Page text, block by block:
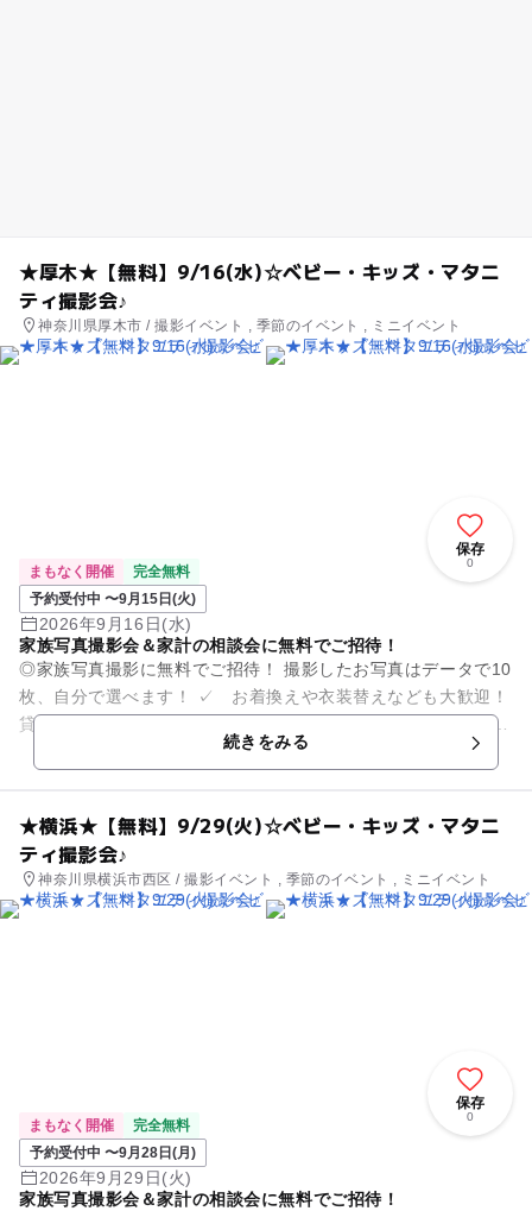
★厚木★【無料】9/16(水)☆ベビー・キッズ・マタニ
ティ撮影会♪
神奈川県厚木市 / 撮影イベント , 季節のイベント , ミニイベント
保存
0
まもなく開催
完全無料
予約受付中 〜9月15日(火)
2026年9月16日(水)
家族写真撮影会＆家計の相談会に無料でご招待！
◎家族写真撮影に無料でご招待！ 撮影したお写真はデータで10
枚、自分で選べます！ ✓ お着換えや衣装替えなども大歓迎！
貸し切りでたっぷり撮影いたします。 ✓ 小物などのお持ち込
続きをみる
★横浜★【無料】9/29(火)☆ベビー・キッズ・マタニ
ティ撮影会♪
神奈川県横浜市西区 / 撮影イベント , 季節のイベント , ミニイベント
保存
0
まもなく開催
完全無料
予約受付中 〜9月28日(月)
2026年9月29日(火)
家族写真撮影会＆家計の相談会に無料でご招待！